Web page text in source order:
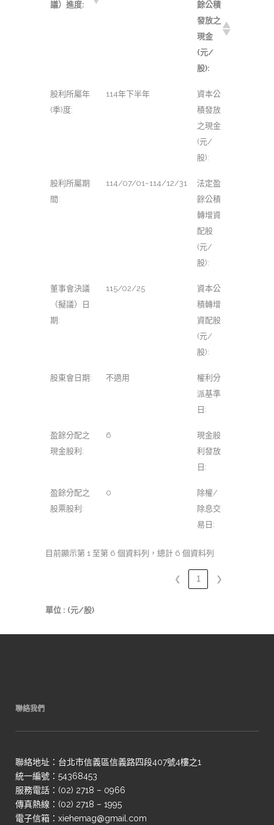
議）進度:
餘公積
發放之
現金
(元/
股):
股利所屬年
(季)度:
114年下半年
資本公
積發放
之現金
(元/
股):
股利所屬期
間:
114/07/01~114/12/31
法定盈
餘公積
轉增資
配股
(元/
股):
董事會決議
（擬議）日
期:
115/02/25
資本公
積轉增
資配股
(元/
股):
股東會日期: 不適用
權利分
派基準
日:
盈餘分配之
現金股利:
6
現金股
利發放
日:
盈餘分配之
股票股利:
0
除權/
除息交
易日:
目前顯示第 1 至第 6 個資料列，總計 6 個資料列
❮ 1 ❯
單位 : (元/股)
聯絡我們
聯絡地址：台北市信義區信義路四段407號4樓之1
統一編號：54368453
服務電話：(02) 2718 – 0966
傳真熱線：(02) 2718 – 1995
電子信箱：xiehemag@gmail.com